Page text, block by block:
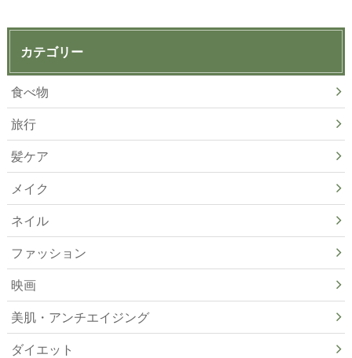
カテゴリー
食べ物
旅行
髪ケア
メイク
ネイル
ファッション
映画
美肌・アンチエイジング
ダイエット